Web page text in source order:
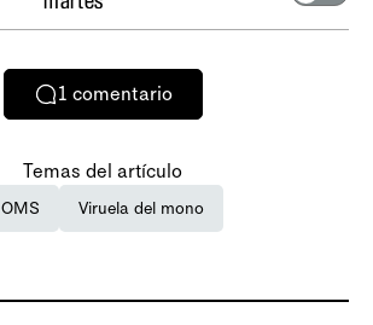
1 comentario
Temas del artículo
OMS Viruela del mono